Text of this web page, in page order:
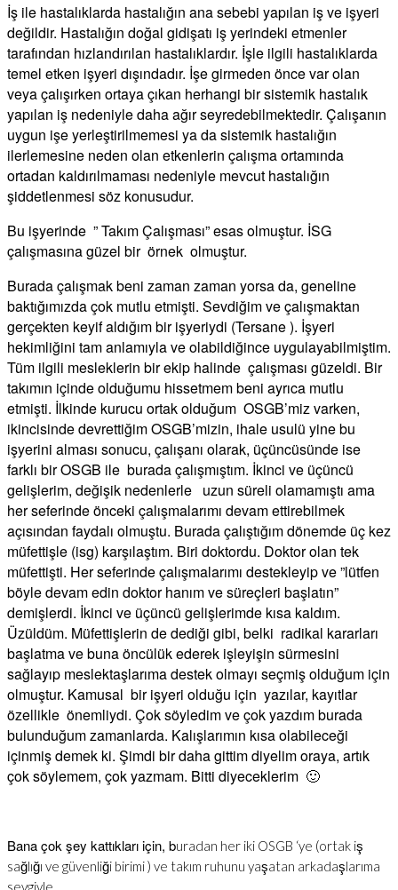
İş ile hastalıklarda hastalığın ana sebebi yapılan iş ve işyeri
değildir. Hastalığın doğal gidişatı iş yerindeki etmenler
tarafından hızlandırılan hastalıklardır. İşle ilgili hastalıklarda
temel etken işyeri dışındadır. İşe girmeden önce var olan
veya çalışırken ortaya çıkan herhangi bir sistemik hastalık
yapılan iş nedeniyle daha ağır seyredebilmektedir. Çalışanın
uygun işe yerleştirilmemesi ya da sistemik hastalığın
ilerlemesine neden olan etkenlerin çalışma ortamında
ortadan kaldırılmaması nedeniyle mevcut hastalığın
şiddetlenmesi söz konusudur.
Bu işyerinde ” Takım Çalışması” esas olmuştur. İSG
çalışmasına güzel bir örnek olmuştur.
Burada çalışmak beni zaman zaman yorsa da, geneline
baktığımızda çok mutlu etmişti. Sevdiğim ve çalışmaktan
gerçekten keyif aldığım bir işyeriydi (Tersane ). İşyeri
hekimliğini tam anlamıyla ve olabildiğince uygulayabilmiştim.
Tüm ilgili mesleklerin bir ekip halinde çalışması güzeldi. Bir
takımın içinde olduğumu hissetmem beni ayrıca mutlu
etmişti. İlkinde kurucu ortak olduğum OSGB’miz varken,
ikincisinde devrettiğim OSGB’mizin, ihale usulü yine bu
işyerini alması sonucu, çalışanı olarak, üçüncüsünde ise
farklı bir OSGB ile burada çalışmıştım. İkinci ve üçüncü
gelişlerim, değişik nedenlerle uzun süreli olamamıştı ama
her seferinde önceki çalışmalarımı devam ettirebilmek
açısından faydalı olmuştu. Burada çalıştığım dönemde üç kez
müfettişle (isg) karşılaştım. Biri doktordu. Doktor olan tek
müfettişti. Her seferinde çalışmalarımı destekleyip ve ”lütfen
böyle devam edin doktor hanım ve süreçleri başlatın”
demişlerdi. İkinci ve üçüncü gelişlerimde kısa kaldım.
Üzüldüm. Müfettişlerin de dediği gibi, belki radikal kararları
başlatma ve buna öncülük ederek işleyişin sürmesini
sağlayıp meslektaşlarıma destek olmayı seçmiş olduğum için
olmuştur. Kamusal bir işyeri olduğu için yazılar, kayıtlar
özellikle önemliydi. Çok söyledim ve çok yazdım burada
bulunduğum zamanlarda. Kalışlarımın kısa olabileceği
içinmiş demek ki. Şimdi bir daha gittim diyelim oraya, artık
çok söylemem, çok yazmam. Bitti diyeceklerim 🙂
Bana çok şey kattıkları için, buradan her iki OSGB ‘ye (ortak iş
sağlığı ve güvenliği birimi ) ve takım ruhunu yaşatan arkadaşlarıma
sevgiyle…